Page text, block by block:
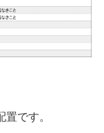
です。